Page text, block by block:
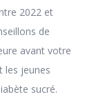
2022 et
de
avant votre
les jeunes
sucré.